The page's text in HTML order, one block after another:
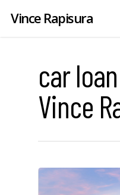
Vince Rapisura
car
Vince